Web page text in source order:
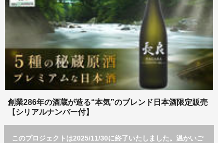
創業286年の酒蔵が造る“本気”のブレンド日本酒限定販売
【シリアルナンバー付】
このプロジェクトは2025/11/30に終了いたしました。温かいご